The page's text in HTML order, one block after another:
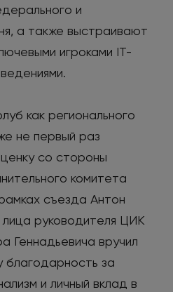
и
а также выстраивают
игроками IT-
как регионального
не первый раз
со стороны
комитета
съезда Антон
руководителя ЦИК
Геннадьевича вручил
благодарность за
и личный вклад в